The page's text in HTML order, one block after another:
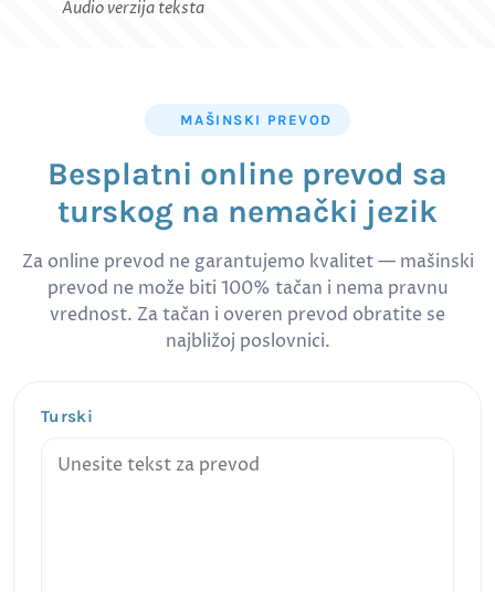
Audio verzija teksta
MAŠINSKI PREVOD
Besplatni online prevod sa
turskog na nemački jezik
Za online prevod ne garantujemo kvalitet — mašinski
prevod ne može biti 100% tačan i nema pravnu
vrednost. Za tačan i overen prevod obratite se
najbližoj poslovnici.
Turski